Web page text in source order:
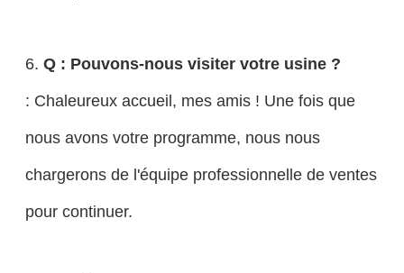
6. Q : Pouvons-nous visiter votre usine ?
: Chaleureux accueil, mes amis ! Une fois que
nous avons votre programme, nous nous
chargerons de l'équipe professionnelle de ventes
pour continuer.